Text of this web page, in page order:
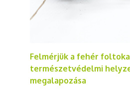
Felmérjük a fehér
természetvédelmi
megalapozása